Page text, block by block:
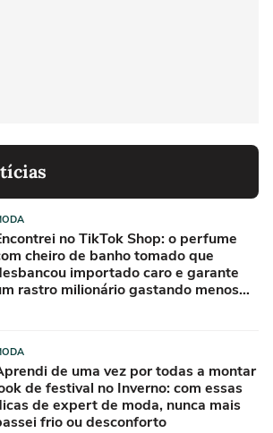
no TikTok Shop: o perfume
cheiro de banho tomado que
importado caro e garante
rastro milionário gastando menos
de uma vez por todas a montar
de festival no Inverno: com essas
de expert de moda, nunca mais
frio ou desconforto